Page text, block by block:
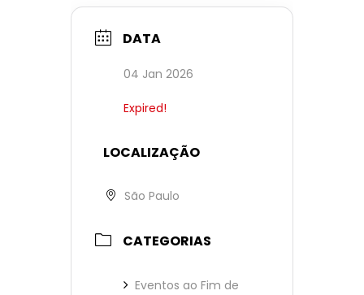
DATA
04 Jan 2026
Expired!
LOCALIZAÇÃO
São Paulo
CATEGORIAS
Eventos ao Fim de